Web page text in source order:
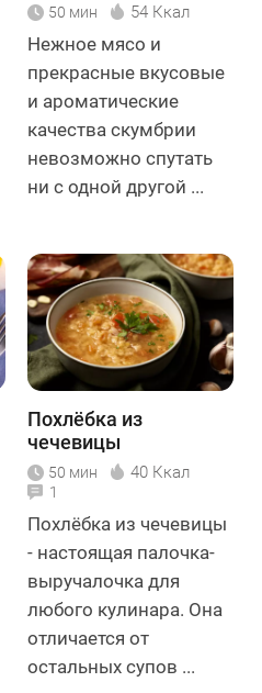
50 мин 54 Ккал
Нежное мясо и
прекрасные вкусовые
и ароматические
качества скумбрии
невозможно спутать
ни с одной другой ...
Похлёбка из
чечевицы
50 мин 40 Ккал
1
Похлёбка из чечевицы
- настоящая палочка-
выручалочка для
любого кулинара. Она
отличается от
остальных супов ...